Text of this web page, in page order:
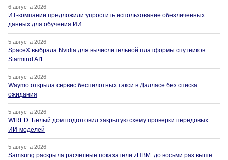
6 августа 2026
ИТ-компании предложили упростить использование обезличенных
данных для обучения ИИ
5 августа 2026
SpaceX выбрала Nvidia для вычислительной платформы спутников
Starmind AI1
5 августа 2026
Waymo открыла сервис беспилотных такси в Далласе без списка
ожидания
5 августа 2026
WIRED: Белый дом подготовил закрытую схему проверки передовых
ИИ-моделей
5 августа 2026
Samsung раскрыла расчётные показатели zHBM: до восьми раз выше